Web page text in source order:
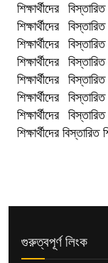
শিক্ষার্থীদের
শিক্ষার্থীদের
শিক্ষার্থীদের
শিক্ষার্থীদের
শিক্ষার্থীদের
শিক্ষার্থীদের
শিক্ষার্থীদের
শিক্ষার্থীদের বিস্তারিত
গুরুত্বপূর্ণ লিংক